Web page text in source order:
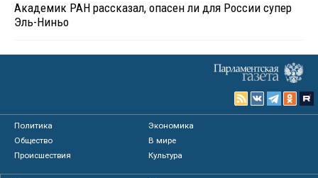
Академик РАН рассказал, опасен ли для России супер
Эль-Ниньо
Политика
Экономика
Общество
В мире
Происшествия
Культура